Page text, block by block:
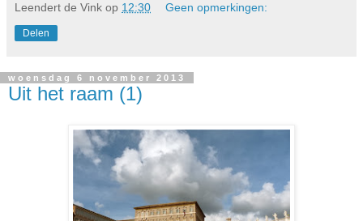
Leendert de Vink op 12:30 Geen opmerkingen:
Delen
woensdag 6 november 2013
Uit het raam (1)